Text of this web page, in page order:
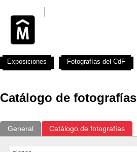
Catálogo de fotografías
General Catálogo de fotografías
Exposiciones Fotografías del CdF